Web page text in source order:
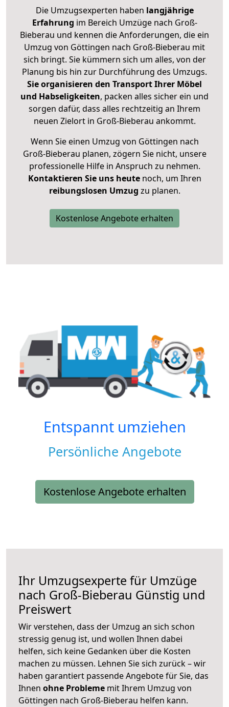
Die Umzugsexperten haben langjährige
Erfahrung im Bereich Umzüge nach Groß-
Bieberau und kennen die Anforderungen, die ein
Umzug von Göttingen nach Groß-Bieberau mit
sich bringt. Sie kümmern sich um alles, von der
Planung bis hin zur Durchführung des Umzugs.
Sie organisieren den Transport Ihrer Möbel
und Habseligkeiten, packen alles sicher ein und
sorgen dafür, dass alles rechtzeitig an Ihrem
neuen Zielort in Groß-Bieberau ankommt.
Wenn Sie einen Umzug von Göttingen nach
Groß-Bieberau planen, zögern Sie nicht, unsere
professionelle Hilfe in Anspruch zu nehmen.
Kontaktieren Sie uns heutenoch, um Ihren
reibungslosen Umzug zu planen.
Kostenlose Angebote erhalten
Entspannt umziehen
Persönliche Angebote
Kostenlose Angebote erhalten
Ihr Umzugsexperte für Umzüge
nach Groß-Bieberau Günstig und
Preiswert
Wir verstehen, dass der Umzug an sich schon
stressig genug ist, und wollen Ihnen dabei
helfen, sich keine Gedanken über die Kosten
machen zu müssen. Lehnen Sie sich zurück – wir
haben garantiert passende Angebote für Sie, das
Ihnen ohne Probleme mit Ihrem Umzug von
Göttingen nach Groß-Bieberau helfen kann.